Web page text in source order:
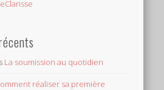
La soumission au quotidien
réaliser sa première